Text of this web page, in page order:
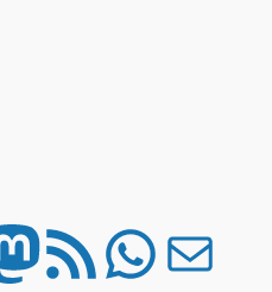
RSS-Feed WhatsApp E-Mail